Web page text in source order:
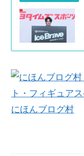
にほんブログ村